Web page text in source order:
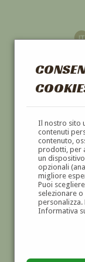
Il nostro sito
contenuti
contenuto,
prodotti, per
un
opzionali
migliore
Puoi
selezionare
personalizza.
Informativa